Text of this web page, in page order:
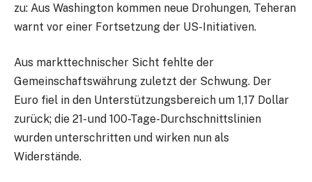
zu: Aus Washington kommen neue Drohungen, Teheran
warnt vor einer Fortsetzung der US-Initiativen.
Aus markttechnischer Sicht fehlte der
Gemeinschaftswährung zuletzt der Schwung. Der
Euro fiel in den Unterstützungsbereich um 1,17 Dollar
zurück; die 21- und 100-Tage-Durchschnittslinien
wurden unterschritten und wirken nun als
Widerstände.